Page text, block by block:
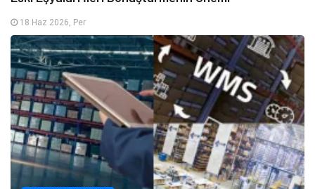
18 Haz 2026, Per